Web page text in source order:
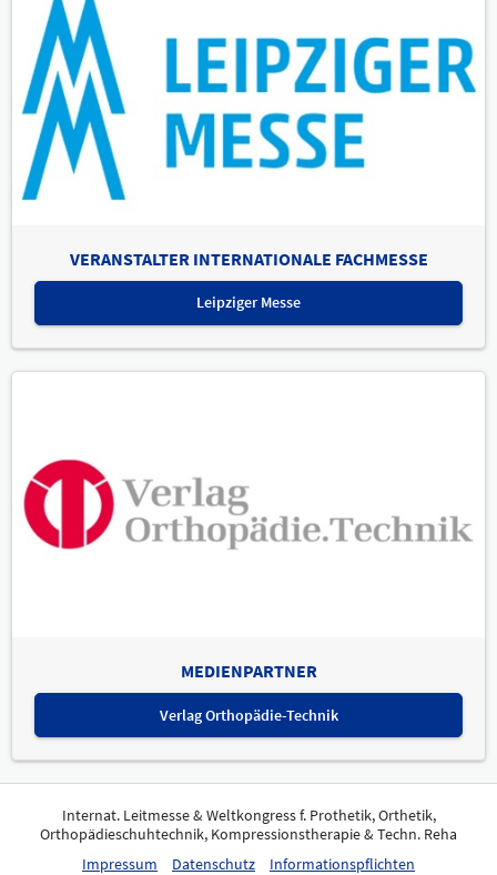
VERANSTALTER INTERNATIONALE FACHMESSE
Leipziger Messe
MEDIENPARTNER
Verlag Orthopädie-Technik
Internat. Leitmesse & Weltkongress f. Prothetik, Orthetik,
Orthopädieschuhtechnik, Kompressionstherapie & Techn. Reha
Impressum
Datenschutz Informationspflichten